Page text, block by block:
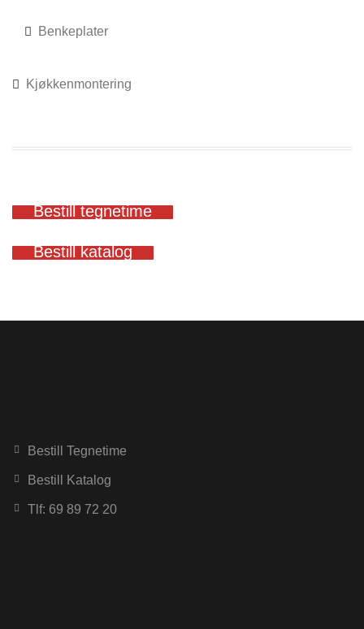
Benkeplater
Kjøkkenmontering
Bestill tegnetime
Bestill katalog
Bestill Tegnetime
Bestill Katalog
Tlf: 69 89 72 20